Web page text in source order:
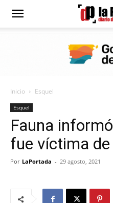
Diario
Portada
Inicio Esquel
Esquel
Fauna
fue víctima
Por LaPortada - 29 agosto, 2021